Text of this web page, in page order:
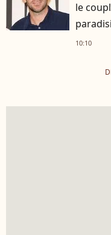
le
10:10